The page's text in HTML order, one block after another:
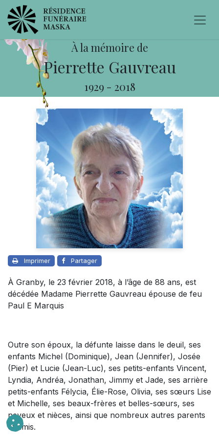
À la mémoire de
Pierrette Gauvreau
1929 - 2018
Imprimer Partager
À Granby, le 23 février 2018, à l’âge de 88 ans, est
décédée Madame Pierrette Gauvreau épouse de feu
Paul E Marquis
Outre son époux, la défunte laisse dans le deuil, ses
enfants Michel (Dominique), Jean (Jennifer), Josée
(Pier) et Lucie (Jean-Luc), ses petits-enfants Vincent,
Lyndia, Andréa, Jonathan, Jimmy et Jade, ses arrière
petits-enfants Félycia, Élie-Rose, Olivia, ses sœurs Lise
et Michelle, ses beaux-frères et belles-sœurs, ses
neveux et nièces, ainsi que nombreux autres parents
et amis.